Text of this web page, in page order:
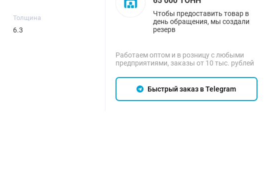
Толщина
6.3
Чтобы предоставить товар в
день обращения, мы создали
резерв
Работаем оптом и в розницу с любыми
предприятиями, заказы от 10 тыс. рублей
Быстрый заказ в Telegram